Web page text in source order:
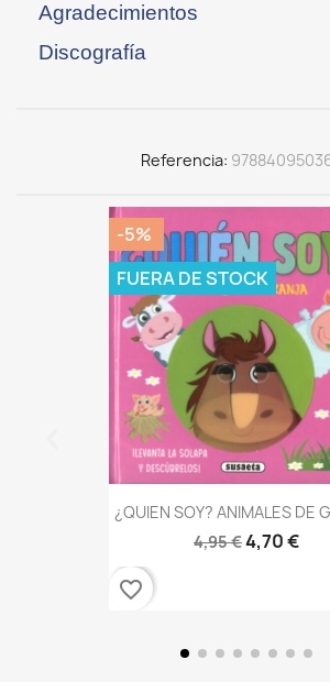
Agradecimientos
Discografía
Referencia
¿QUIEN SOY? ANIMALES DE
4,95 €4,70 €
-5%
FUERA DE STOCK
favorite_border